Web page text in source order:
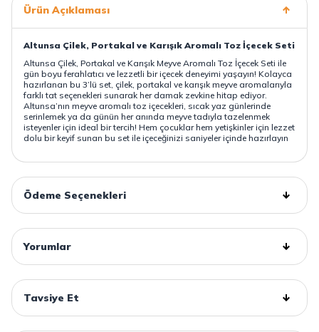
Ürün Açıklaması
Altunsa Çilek, Portakal ve Karışık Aromalı Toz İçecek Seti
Altunsa Çilek, Portakal ve Karışık Meyve Aromalı Toz İçecek Seti ile
gün boyu ferahlatıcı ve lezzetli bir içecek deneyimi yaşayın! Kolayca
hazırlanan bu 3’lü set, çilek, portakal ve karışık meyve aromalarıyla
farklı tat seçenekleri sunarak her damak zevkine hitap ediyor.
Altunsa’nın meyve aromalı toz içecekleri, sıcak yaz günlerinde
serinlemek ya da günün her anında meyve tadıyla tazelenmek
isteyenler için ideal bir tercih! Hem çocuklar hem yetişkinler için lezzet
dolu bir keyif sunan bu set ile içeceğinizi saniyeler içinde hazırlayın
Ödeme Seçenekleri
Yorumlar
Tavsiye Et